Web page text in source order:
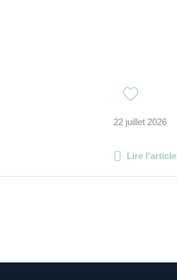
22 juillet 2026
Lire l'article